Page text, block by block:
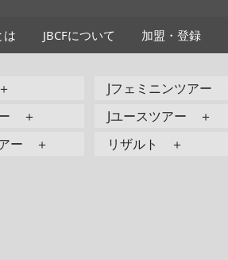
は JBCFについて 加盟・登録
ー ＋
ー ＋
Jフェミニンツアー
Jユースツアー ＋
リザルト ＋